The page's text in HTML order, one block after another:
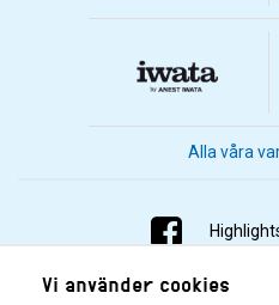
Alla våra
Vi använder cookies